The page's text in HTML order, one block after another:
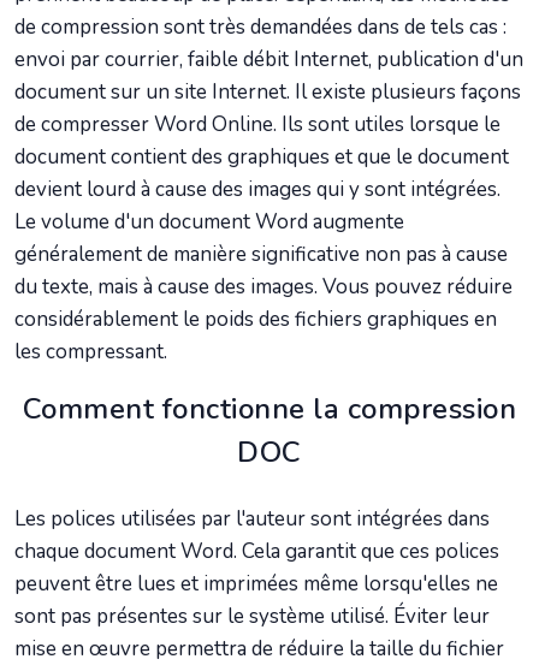
de compression sont très demandées dans de tels cas :
envoi par courrier, faible débit Internet, publication d'un
document sur un site Internet. Il existe plusieurs façons
de compresser Word Online. Ils sont utiles lorsque le
document contient des graphiques et que le document
devient lourd à cause des images qui y sont intégrées.
Le volume d'un document Word augmente
généralement de manière significative non pas à cause
du texte, mais à cause des images. Vous pouvez réduire
considérablement le poids des fichiers graphiques en
les compressant.
Comment fonctionne la compression
DOC
Les polices utilisées par l'auteur sont intégrées dans
chaque document Word. Cela garantit que ces polices
peuvent être lues et imprimées même lorsqu'elles ne
sont pas présentes sur le système utilisé. Éviter leur
mise en œuvre permettra de réduire la taille du fichier